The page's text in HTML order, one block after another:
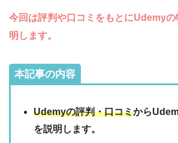
今回は評判や口コミをもとにUdemy
明します。
本記事の内容
Udemyの評判・口コミから
を説明します。